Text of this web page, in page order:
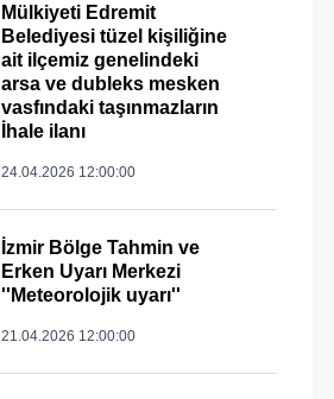
Mülkiyeti Edremit
Belediyesi tüzel kişiliğine
ait ilçemiz genelindeki
arsa ve dubleks mesken
vasfındaki taşınmazların
İhale ilanı
24.04.2026 12:00:00
İzmir Bölge Tahmin ve
Erken Uyarı Merkezi
''Meteorolojik uyarı''
21.04.2026 12:00:00